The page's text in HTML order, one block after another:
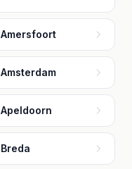
Amersfoort
Amsterdam
Apeldoorn
Breda